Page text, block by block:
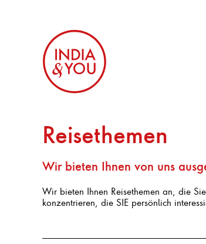
Reisethemen
Wir bieten Ihnen von uns
Wir bieten Ihnen Reisethemen an, die
konzentrieren, die SIE persönlich